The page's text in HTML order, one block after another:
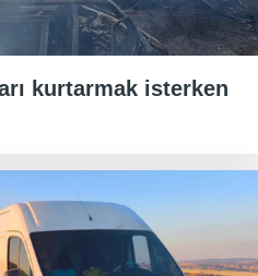
kurtarmak isterken